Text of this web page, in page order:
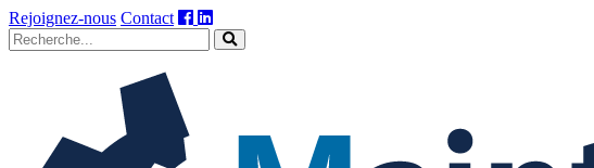
Rejoignez-nous Contact